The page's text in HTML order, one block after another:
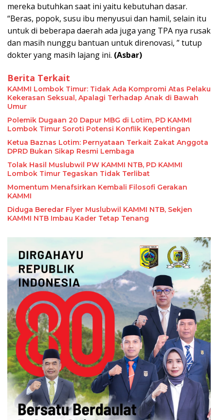
mereka butuhkan saat ini yaitu kebutuhan dasar.
“Beras, popok, susu ibu menyusui dan hamil, selain itu
untuk di beberapa daerah ada juga yang TPA nya rusak
dan masih nunggu bantuan untuk direnovasi, ” tutup
dokter yang masih lajang ini. (Asbar)
Berita Terkait
KAMMI Lombok Timur: Tidak Ada Kompromi Atas Pelaku
Kekerasan Seksual, Apalagi Terhadap Anak di Bawah
Umur
Polemik Dugaan 20 Dapur MBG di Lotim, PD KAMMI
Lombok Timur Soroti Potensi Konflik Kepentingan
Ketua Baznas Lotim: Pernyataan Terkait Zakat Anggota
DPRD Bukan Sikap Resmi Lembaga
Tolak Hasil Muslubwil PW KAMMI NTB, PD KAMMI
Lombok Timur Tegaskan Tidak Terlibat
Momentum Menafsirkan Kembali Filosofi Gerakan
KAMMI
Diduga Beredar Flyer Muslubwil KAMMI NTB, Sekjen
KAMMI NTB Imbau Kader Tetap Tenang